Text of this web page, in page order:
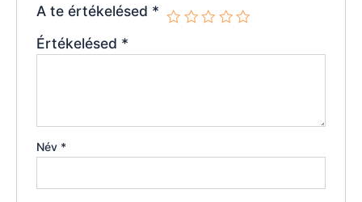
A te értékelésed *
Értékelésed *
Név *